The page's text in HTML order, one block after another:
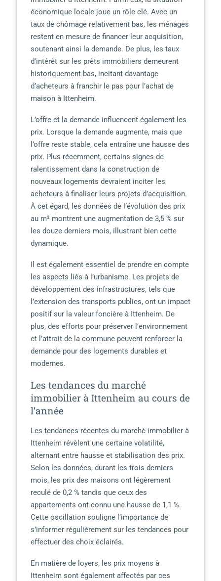
économique locale joue un rôle clé. Avec un
taux de chômage relativement bas, les ménages
restent en mesure de financer leur acquisition,
soutenant ainsi la demande. De plus, les taux
d’intérêt sur les prêts immobiliers demeurent
historiquement bas, incitant davantage
d’acheteurs à franchir le pas pour l’achat de
maison à Ittenheim.
L’offre et la demande influencent également les
prix. Lorsque la demande augmente, mais que
l’offre reste stable, cela entraîne une hausse des
prix. Plus récemment, certains signes de
ralentissement dans la construction de
nouveaux logements devraient inciter les
acheteurs à finaliser leurs projets d’acquisition.
À cet égard, les données de l’évolution des prix
au m² montrent une augmentation de 3,5 % sur
les douze derniers mois, illustrant bien cette
dynamique.
Il est également essentiel de prendre en compte
les aspects liés à l’urbanisme. Les projets de
développement des infrastructures, tels que
l’extension des transports publics, ont un impact
positif sur la valeur foncière à Ittenheim. De
plus, des efforts pour préserver l’environnement
et l’attrait de la commune peuvent renforcer la
demande pour des logements durables et
modernes.
Les tendances du marché
immobilier à Ittenheim au cours de
l’année
Les tendances récentes du marché immobilier à
Ittenheim révèlent une certaine volatilité,
alternant entre hausse et stabilisation des prix.
Selon les données, durant les trois derniers
mois, les prix des maisons ont légèrement
reculé de 0,2 % tandis que ceux des
appartements ont connu une hausse de 1,1 %.
Cette oscillation souligne l’importance de
s’informer régulièrement sur les tendances pour
effectuer des choix éclairés.
En matière de loyers, les prix moyens à
Ittenheim sont également affectés par ces